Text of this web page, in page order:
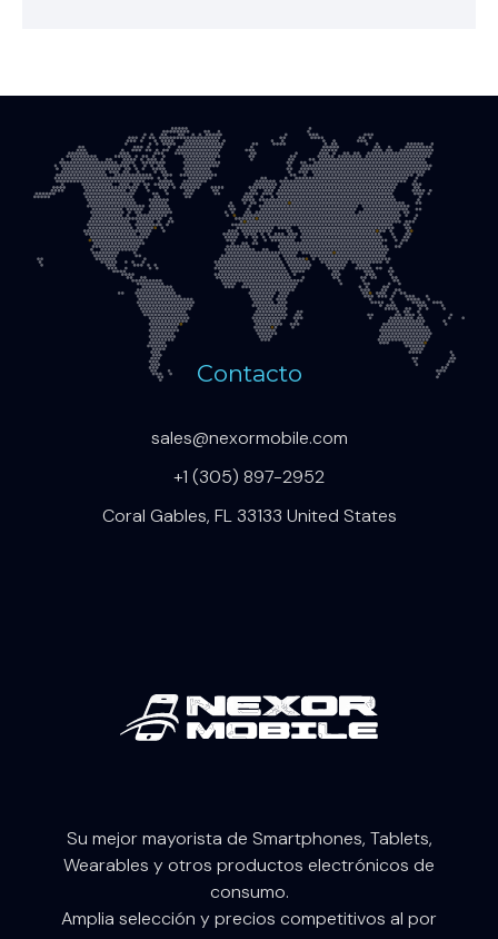
Contacto
sales@nexormobile.com
+1 (305) 897-2952
Coral Gables, FL 33133 United States
Su mejor mayorista de Smartphones, Tablets,
Wearables y otros productos electrónicos de
consumo.
Amplia selección y precios competitivos al por